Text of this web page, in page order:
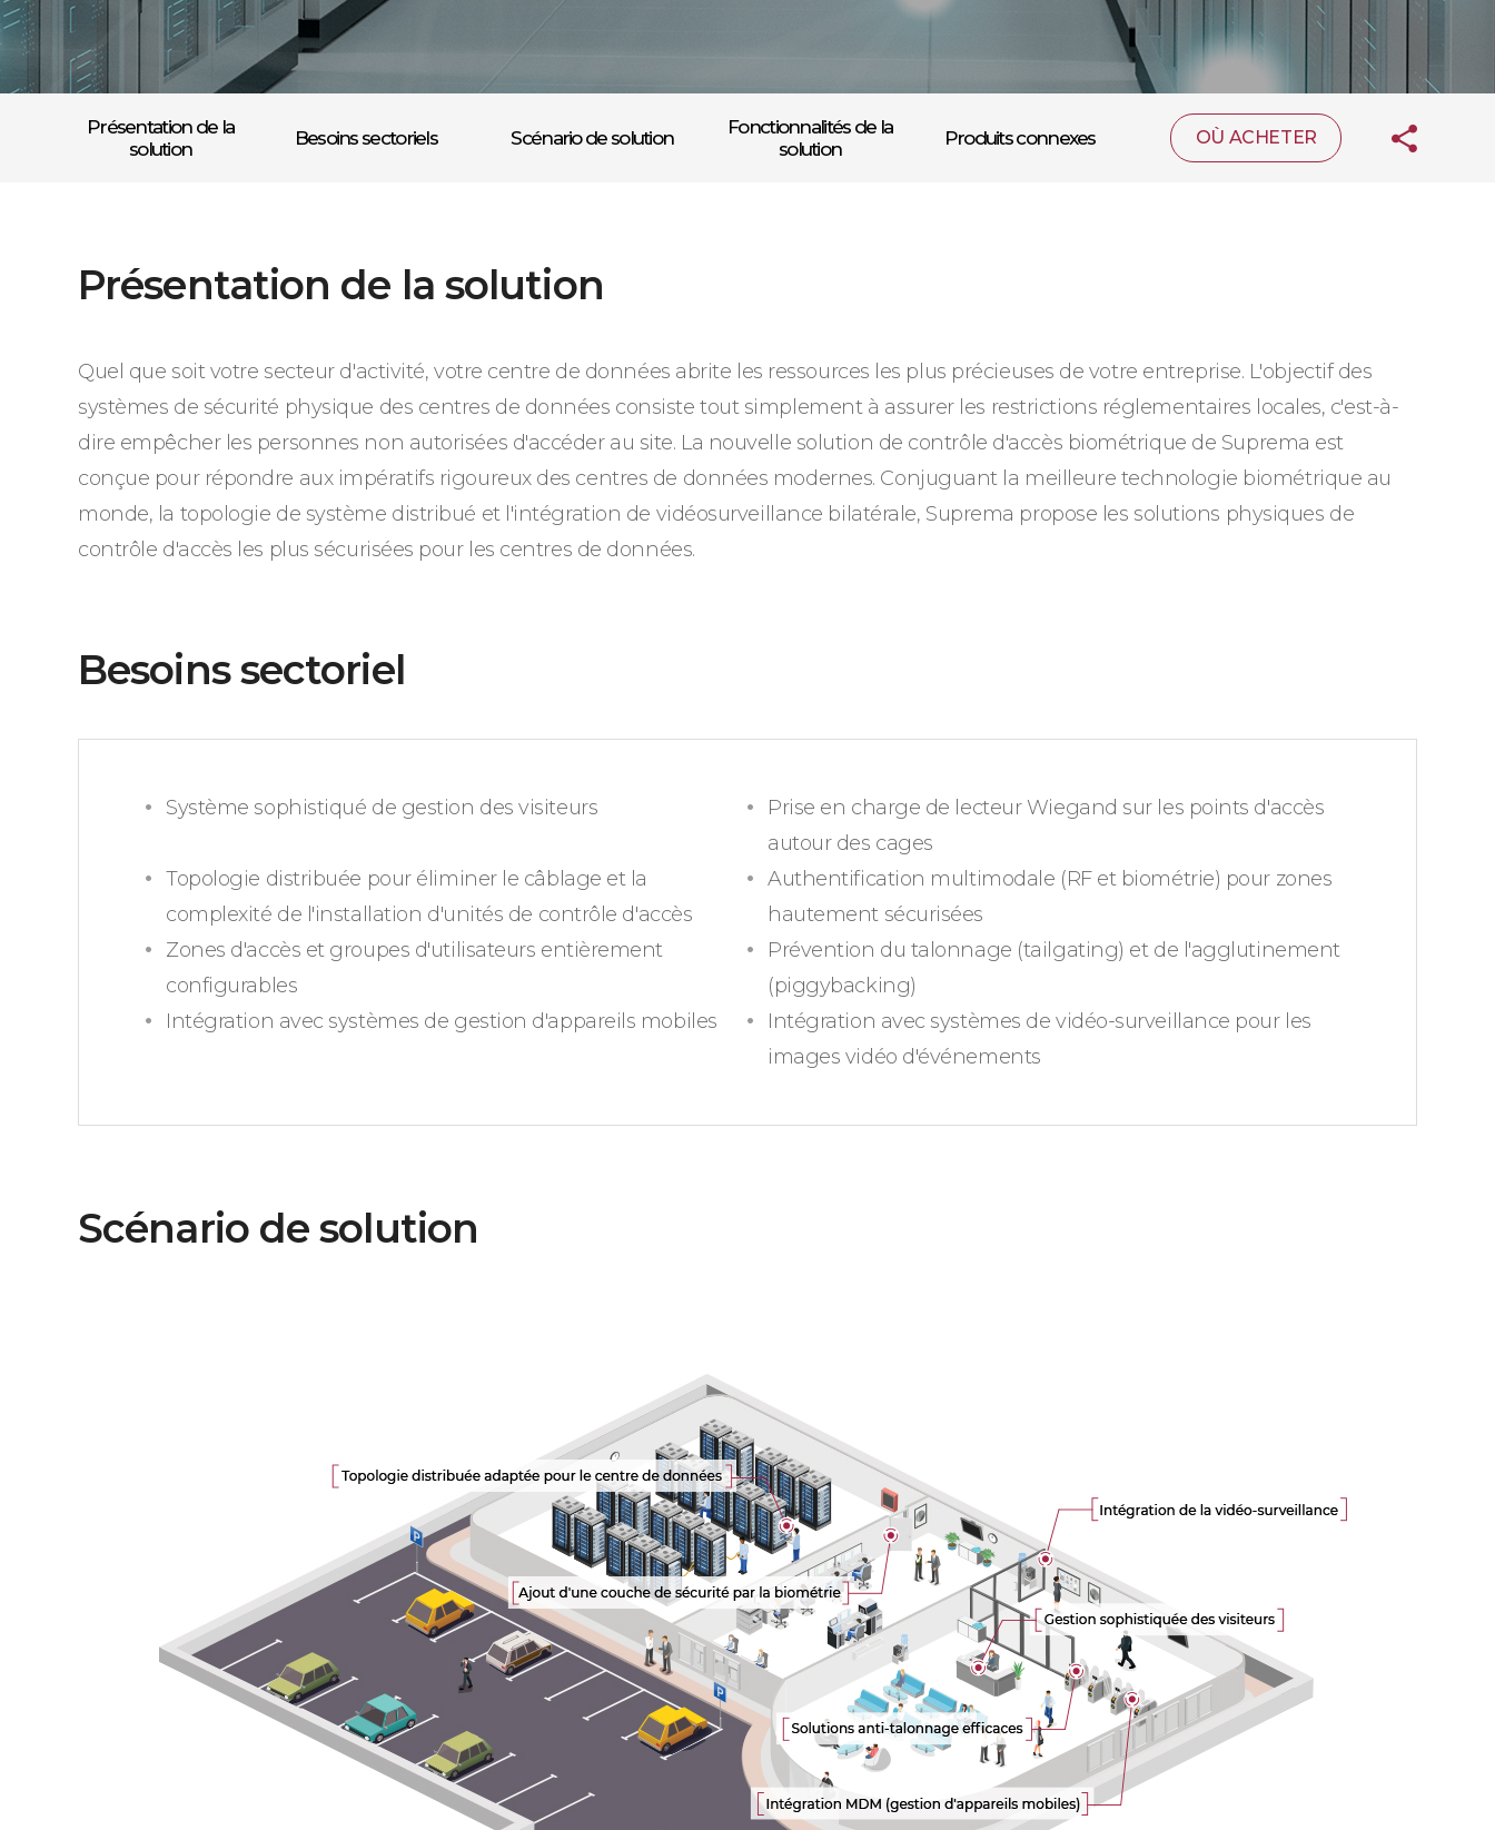
Présentation de la
solution
Besoins sectoriels Scénario de solution
Fonctionnalités de la
solution
Produits connexes OÙ ACHETER
Présentation de la solution
Quel que soit votre secteur d'activité, votre centre de données abrite les ressources les plus précieuses de votre entreprise. L'objectif des
systèmes de sécurité physique des centres de données consiste tout simplement à assurer les restrictions réglementaires locales, c'est-à-
dire empêcher les personnes non autorisées d'accéder au site. La nouvelle solution de contrôle d'accès biométrique de Suprema est
conçue pour répondre aux impératifs rigoureux des centres de données modernes. Conjuguant la meilleure technologie biométrique au
monde, la topologie de système distribué et l'intégration de vidéosurveillance bilatérale, Suprema propose les solutions physiques de
contrôle d'accès les plus sécurisées pour les centres de données.
Besoins sectoriel
Système sophistiqué de gestion des visiteurs
Prise en charge de lecteur Wiegand sur les points d'accès
autour des cages
Topologie distribuée pour éliminer le câblage et la
complexité de l'installation d'unités de contrôle d'accès
Authentification multimodale (RF et biométrie) pour zones
hautement sécurisées
Zones d'accès et groupes d'utilisateurs entièrement
configurables
Prévention du talonnage (tailgating) et de l'agglutinement
(piggybacking)
Intégration avec systèmes de gestion d'appareils mobiles
Intégration avec systèmes de vidéo-surveillance pour les
images vidéo d'événements
Scénario de solution